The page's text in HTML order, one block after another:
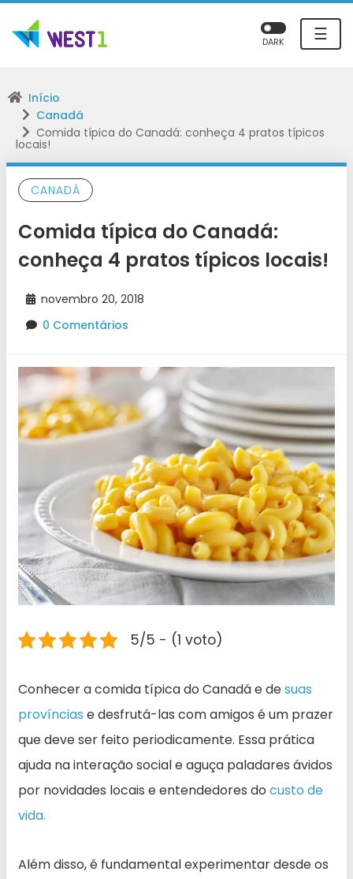
☰
DARK
Início
Canadá
Comida típica do Canadá: conheça 4 pratos típicos
locais!
CANADÁ
Comida típica do Canadá:
conheça 4 pratos típicos locais!
novembro 20, 2018
0 Comentários
5/5 - (1 voto)
Conhecer a comida típica do Canadá e desuas
províncias e desfrutá-las com amigos é um prazer
que deve ser feito periodicamente. Essa prática
ajuda na interação social e aguça paladares ávidos
por novidades locais e entendedores do custo de
vida.
Além disso, é fundamental experimentar desde os